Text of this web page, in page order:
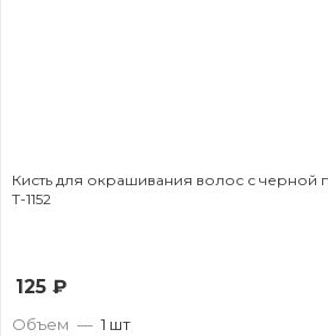
Кисть для окрашивания волос с
T-1152
125 ₽
Объем — 1 шт